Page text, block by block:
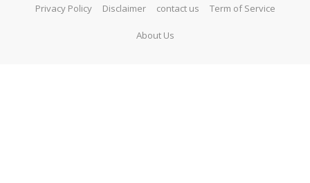
Privacy Policy
Disclaimer contact us Term of Service
About Us